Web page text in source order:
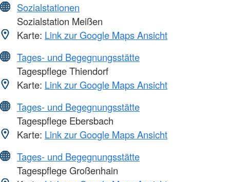
Sozialstationen
Sozialstation Meißen
Karte: Link zur Google Maps Ansicht
Tages- und Begegnungsstätte
Tagespflege Thiendorf
Karte: Link zur Google Maps Ansicht
Tages- und Begegnungsstätte
Tagespflege Ebersbach
Karte: Link zur Google Maps Ansicht
Tages- und Begegnungsstätte
Tagespflege Großenhain